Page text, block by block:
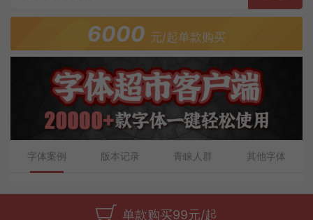
6000 元/起单款购买
字体案例 版本记录 青睐人群 其他字体
单款购买99元/起